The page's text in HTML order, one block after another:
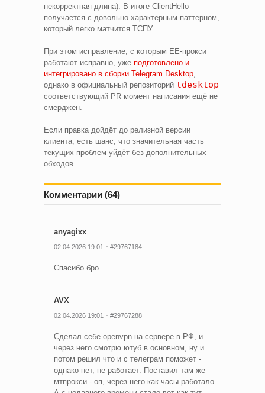
некорректная длина). В итоге ClientHello
получается с довольно характерным паттерном,
который легко матчится ТСПУ.
При этом исправление, с которым EE-прокси
работают исправно, уже подготовлено и
интегрировано в сборки Telegram Desktop
однако в официальный репозиторий tdesktop
соответствующий PR момент написания ещё не
смерджен.
Если правка дойдёт до релизной версии
клиента, есть шанс, что значительная часть
текущих проблем уйдёт без дополнительных
обходов.
Комментарии (64)
anyagixx
02.04.2026 19:01 #29767184
Спасибо бро
AVX
02.04.2026 19:01 #29767288
Сделал себе openvpn на сервере в РФ, и
через него смотрю ютуб в основном, ну и
потом решил что и с телеграм поможет -
однако нет, не работает. Поставил там же
мтпрокси - оп, через него как часы работало.